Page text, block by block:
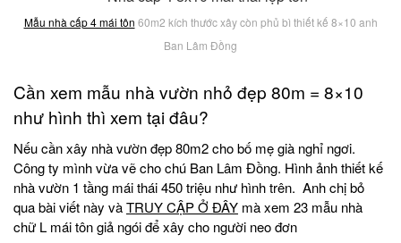
Mẫu nhà cấp 4 mái tôn 60m2 kích thước xây còn phủ bì thiết kế 8×10 anh
Ban Lâm Đồng
Cần xem mẫu nhà vườn nhỏ đẹp 80m = 8×10
như hình thì xem tại đâu?
Nếu cần xây nhà vườn đẹp 80m2 cho bố mẹ già nghỉ ngơi.
Công ty mình vừa vẽ cho chú Ban Lâm Đồng. Hình ảnh thiết kế
nhà vườn 1 tầng mái thái 450 triệu như hình trên. Anh chị bỏ
qua bài viết này vàTRUY CẬP Ở ĐÂY mà xem 23 mẫu nhà
chữ L mái tôn giả ngói để xây cho người neo đơn